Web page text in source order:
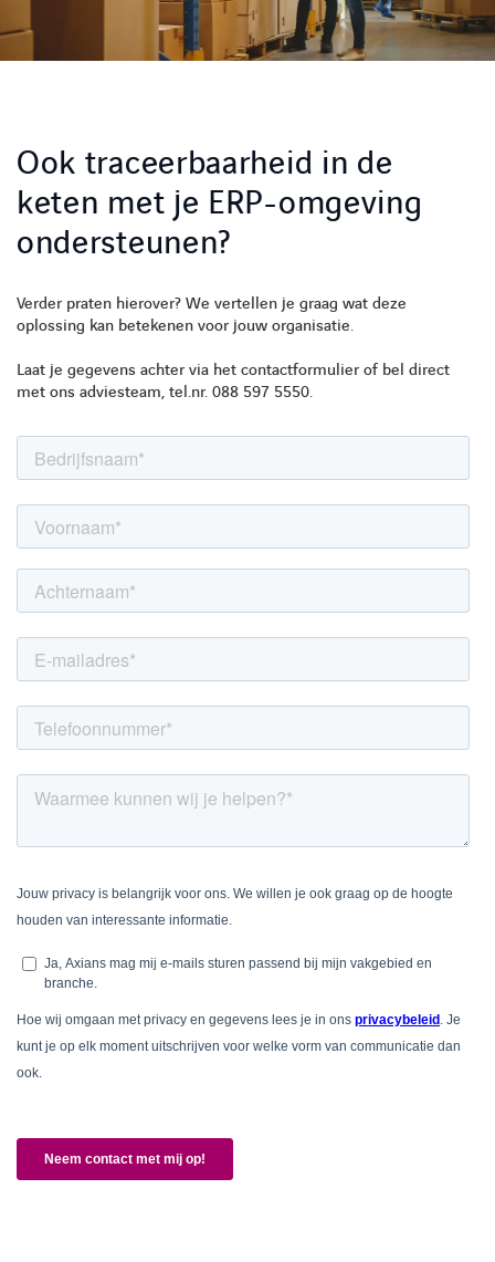
Ook traceerbaarheid in de
keten met je ERP-omgeving
ondersteunen?
Verder praten hierover? We vertellen je graag wat deze
oplossing kan betekenen voor jouw organisatie.
Laat je gegevens achter via het contactformulier of bel direct
met ons adviesteam, tel.nr. 088 597 5550.